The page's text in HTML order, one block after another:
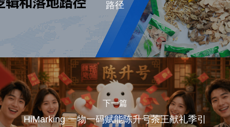
路径
下一篇
HiMarking 一物一码赋能陈升号茶王献礼季引